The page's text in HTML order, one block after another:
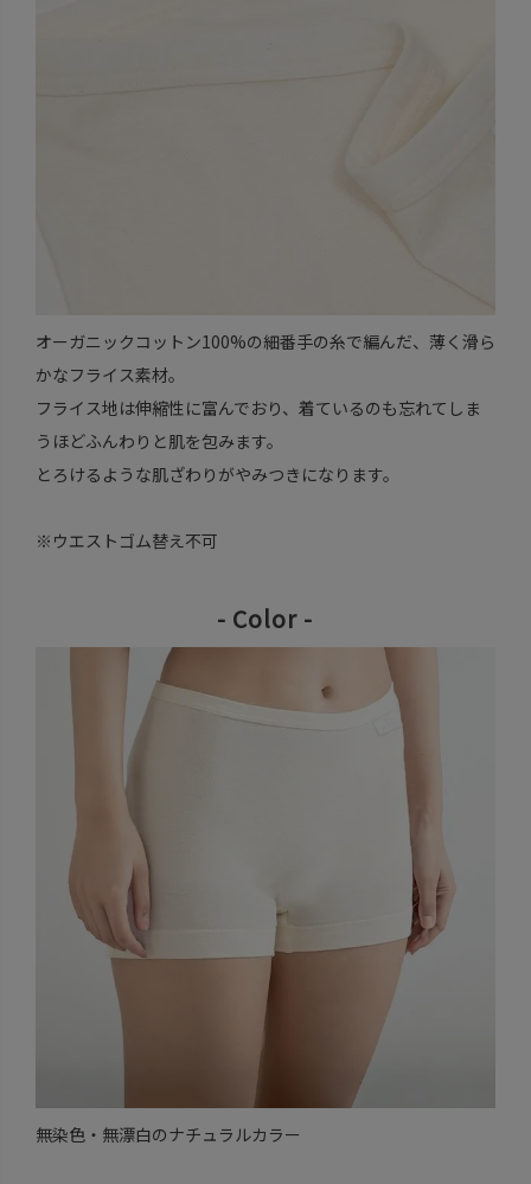
オーガニックコットン100%の細番手の糸で編んだ、薄く滑ら
かなフライス素材。
フライス地は伸縮性に富んでおり、着ているのも忘れてしま
うほどふんわりと肌を包みます。
とろけるような肌ざわりがやみつきになります。
※ウエストゴム替え不可
- Color -
無染色・無漂白のナチュラルカラー